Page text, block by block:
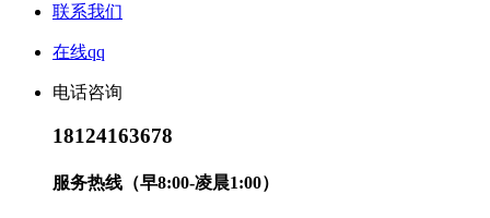
联系我们
在线qq
电话咨询
18124163678
服务热线（早8:00-凌晨1:00）